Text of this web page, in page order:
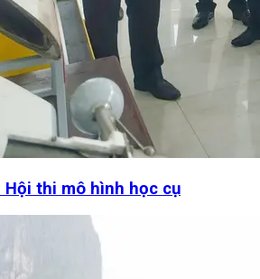
Hội thi mô hình học cụ